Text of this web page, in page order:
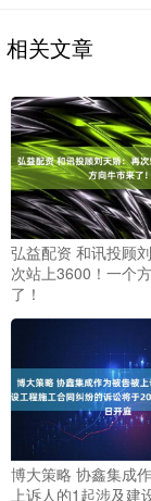
相关文章
弘益配资 和讯投顾
次站上3600！一个
了！
博大策略 协鑫集成
上诉人的1起涉及建